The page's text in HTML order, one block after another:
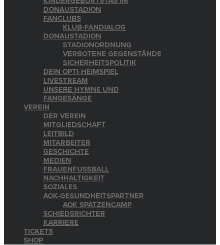
DONAUSTADION
FANCLUBS
KLUB-FANDIALOG
DONAUSTADION
STADIONORDNUNG
VERBOTENE GEGENSTÄNDE
SICHERHEITSPOLITIK
DEIN OPTI-HEIMSPIEL
LIVESTREAM
UNSERE HYMNE UND
FANGESÄNGE
VEREIN
DER VEREIN
MITGLIEDSCHAFT
LEITBILD
MITARBEITER
GESCHICHTE
MEDIEN
FRAUENFUSSBALL
NACHHALTIGKEIT
SOZIALES
AOK-GESUNDHEITSPARTNER
AOK SPATZENCAMP
SCHIEDSRICHTER
KARRIERE
TICKETS
SHOP